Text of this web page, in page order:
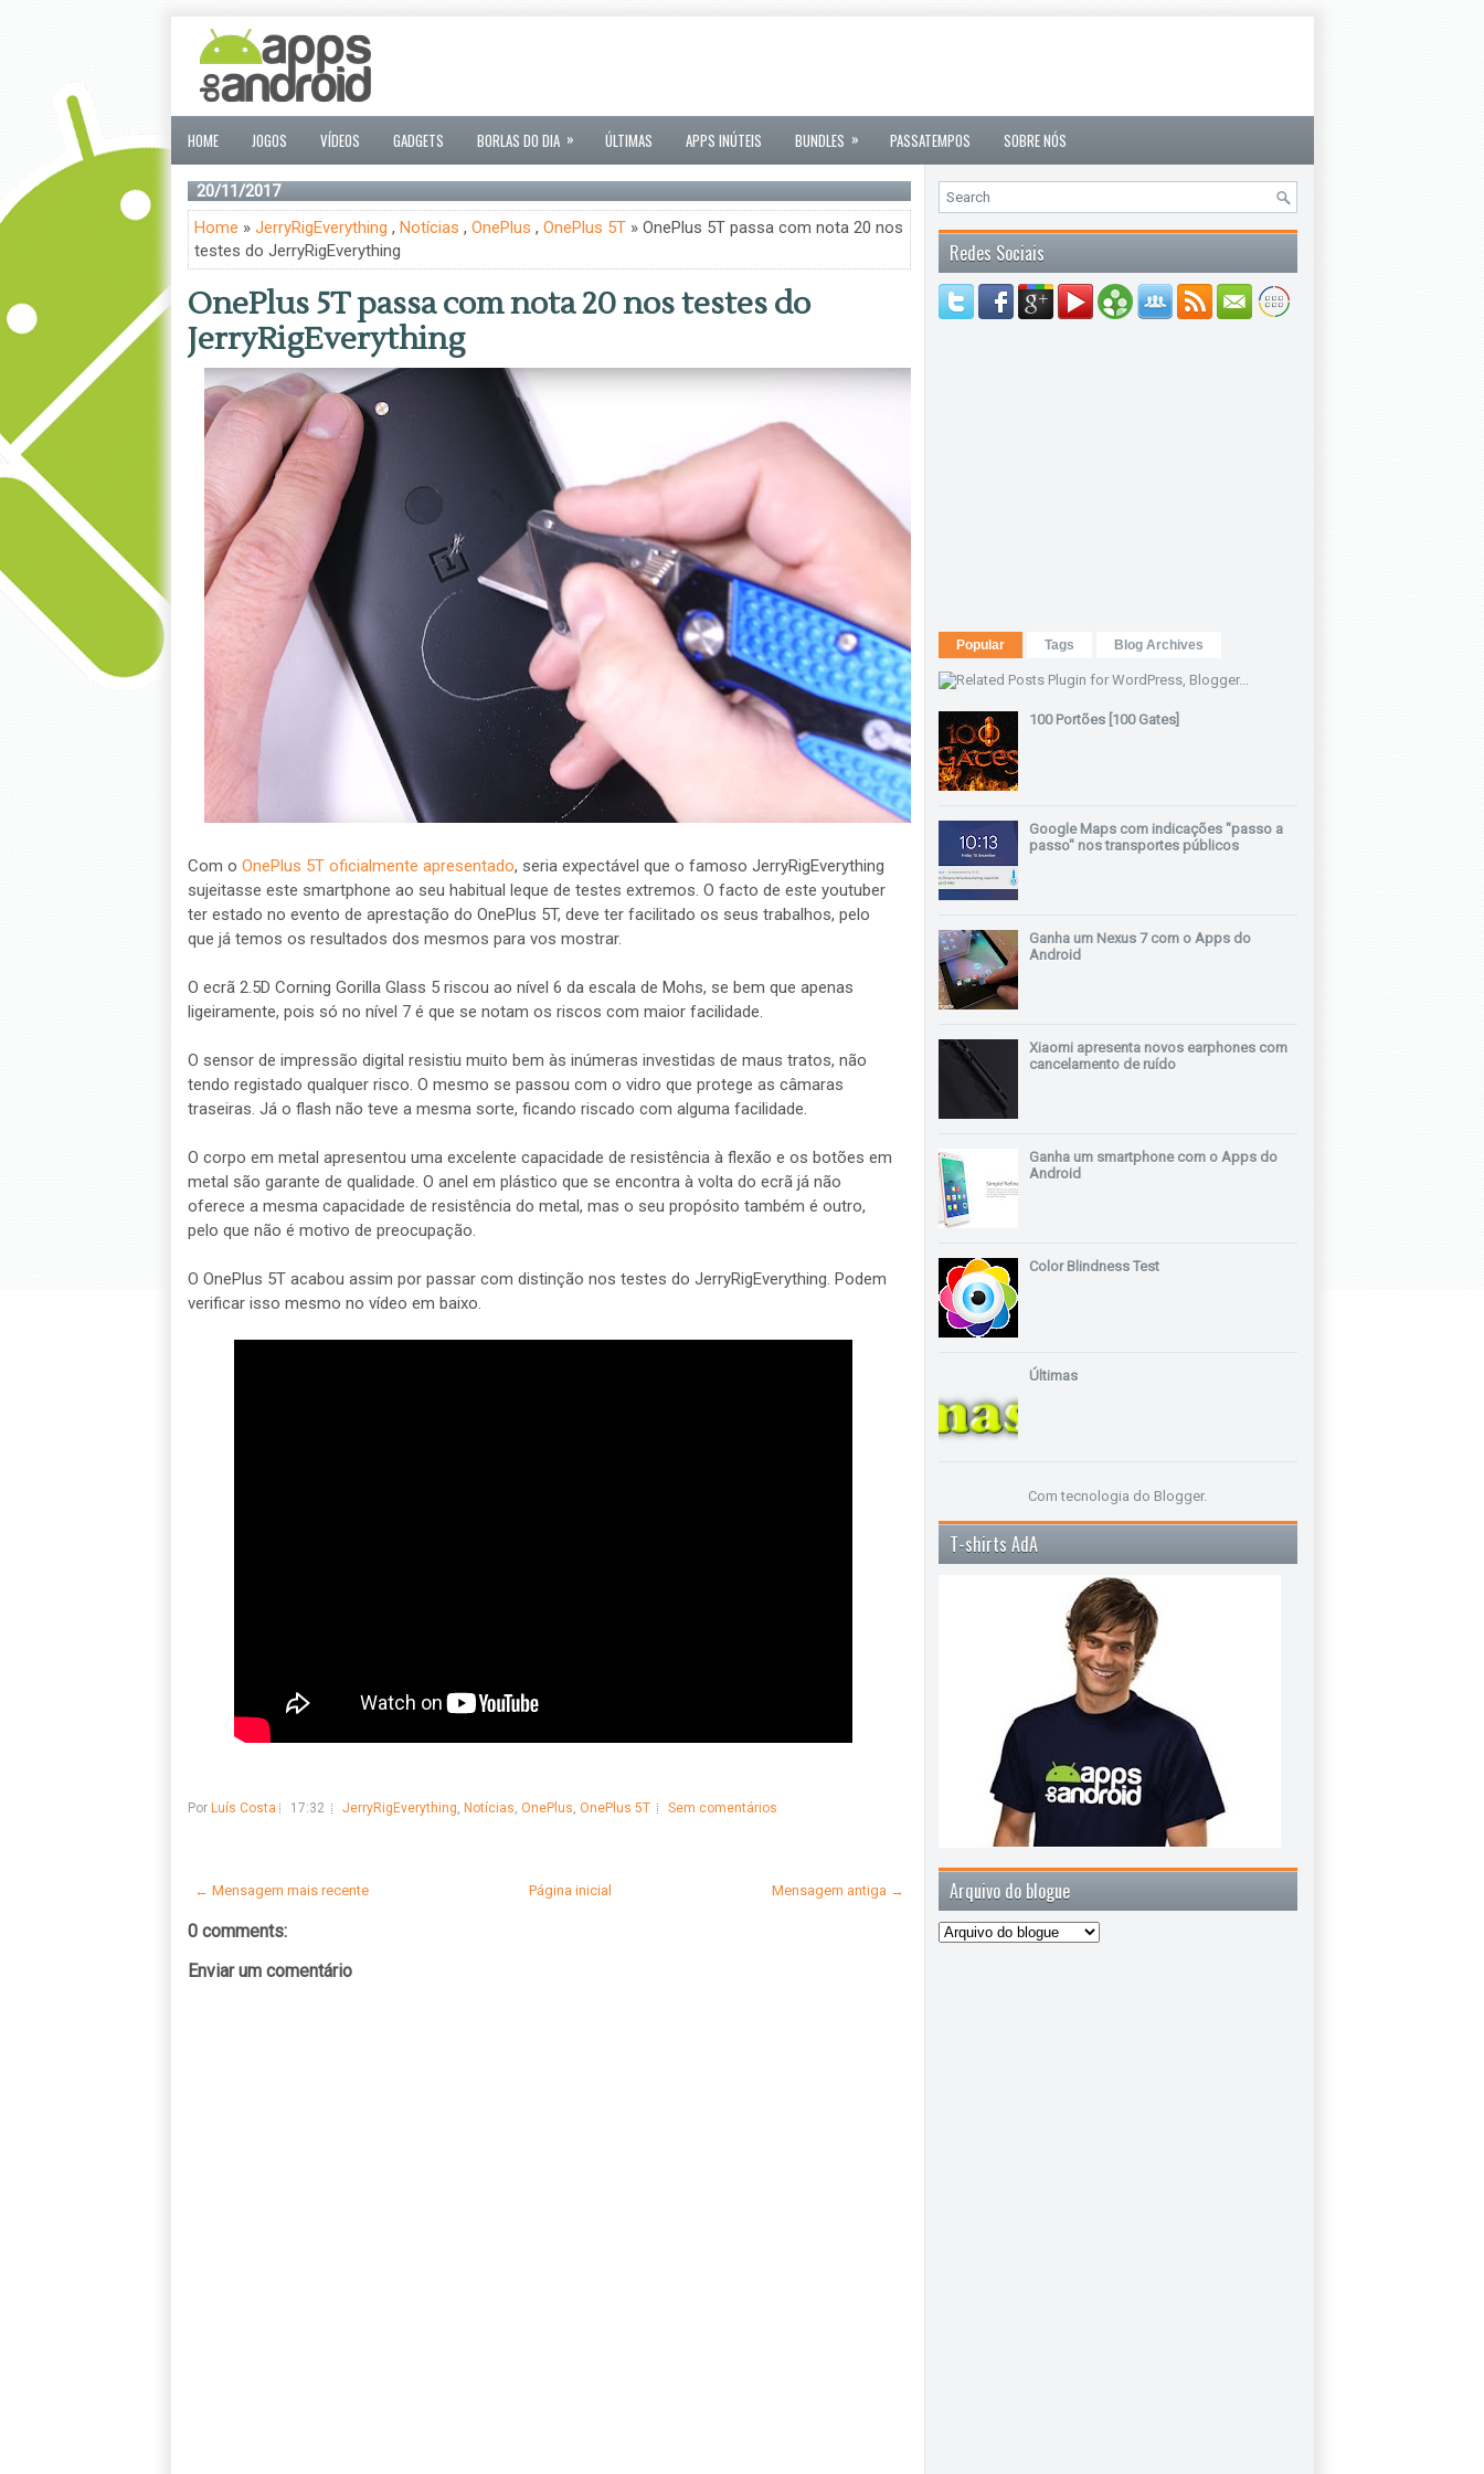
HOME JOGOS VÍDEOS GADGETS BORLAS DO DIA » ÚLTIMAS APPS INÚTEIS BUNDLES » PASSATEMPOS SOBRE NÓS
20/11/2017
Home » JerryRigEverything , Notícias , OnePlus , OnePlus 5T» OnePlus 5T passa com nota 20 nos
testes do JerryRigEverything
OnePlus 5T passa com nota 20 nos testes do
JerryRigEverything
Com o OnePlus 5T oficialmente apresentado, seria expectável que o famoso JerryRigEverything
sujeitasse este smartphone ao seu habitual leque de testes extremos. O facto de este youtuber
ter estado no evento de aprestação do OnePlus 5T, deve ter facilitado os seus trabalhos, pelo
que já temos os resultados dos mesmos para vos mostrar.
O ecrã 2.5D Corning Gorilla Glass 5 riscou ao nível 6 da escala de Mohs, se bem que apenas
ligeiramente, pois só no nível 7 é que se notam os riscos com maior facilidade.
O sensor de impressão digital resistiu muito bem às inúmeras investidas de maus tratos, não
tendo registado qualquer risco. O mesmo se passou com o vidro que protege as câmaras
traseiras. Já o flash não teve a mesma sorte, ficando riscado com alguma facilidade.
O corpo em metal apresentou uma excelente capacidade de resistência à flexão e os botões em
metal são garante de qualidade. O anel em plástico que se encontra à volta do ecrã já não
oferece a mesma capacidade de resistência do metal, mas o seu propósito também é outro,
pelo que não é motivo de preocupação.
O OnePlus 5T acabou assim por passar com distinção nos testes do JerryRigEverything. Podem
verificar isso mesmo no vídeo em baixo.
Por Luís Costa 17:32 JerryRigEverything, Notícias, OnePlus, OnePlus 5T Sem comentários
← Mensagem mais recente Mensagem antiga →
Página inicial
0 comments:
Enviar um comentário
Redes Sociais
Popular Tags Blog Archives
100 Portões [100 Gates]
Google Maps com indicações "passo a
passo" nos transportes públicos
Ganha um Nexus 7 com o Apps do
Android
Xiaomi apresenta novos earphones com
cancelamento de ruído
Ganha um smartphone com o Apps do
Android
Color Blindness Test
Últimas
Com tecnologia do Blogger.
T-shirts AdA
Arquivo do blogue